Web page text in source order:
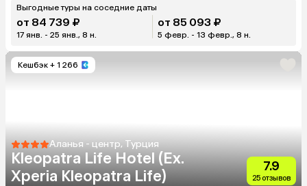
Выгодные туры на соседние даты
от 84 739 ₽
17 янв. - 25 янв., 8 н.
от 85 093 ₽
5 февр. - 13 февр., 8 н.
Кешбэк + 1 266
Аланья - центр, Турция
Kleopatra Life Hotel (Ex.
Xperia Kleopatra Life)
7.9
25 отзывов